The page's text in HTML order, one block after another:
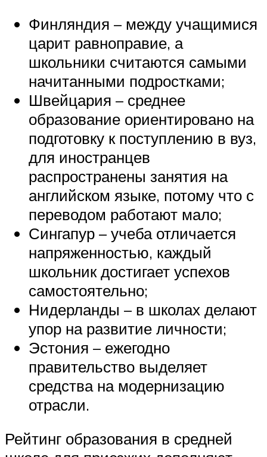
Финляндия – между учащимися
царит равноправие, а
школьники считаются самыми
начитанными подростками;
Швейцария – среднее
образование ориентировано на
подготовку к поступлению в вуз,
для иностранцев
распространены занятия на
английском языке, потому что с
переводом работают мало;
Сингапур – учеба отличается
напряженностью, каждый
школьник достигает успехов
самостоятельно;
Нидерланды – в школах делают
упор на развитие личности;
Эстония – ежегодно
правительство выделяет
средства на модернизацию
отрасли.
Рейтинг образования в средней